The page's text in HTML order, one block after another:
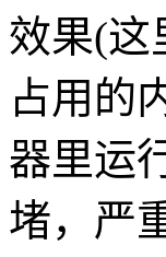
效果(这
占用的
器里运
堵，严